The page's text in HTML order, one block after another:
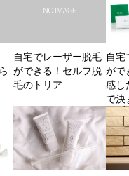
自宅でレーザー脱毛
ができる！セルフ脱
毛のトリア
自
がで
感し
で決